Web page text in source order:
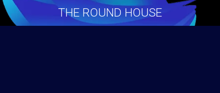
THE ROUND HOUSE
Вы здесь: